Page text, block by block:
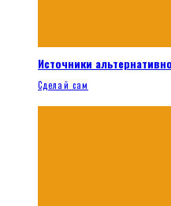
Источники
Сделай сам